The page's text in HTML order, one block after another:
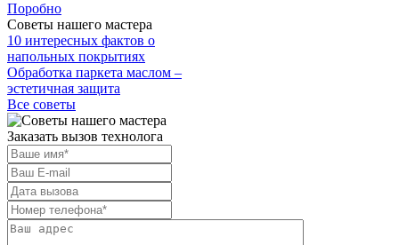
Поробно
Советы нашего мастера
10 интересных фактов о
напольных покрытиях
Обработка паркета маслом –
эстетичная защита
Все советы
Заказать вызов технолога